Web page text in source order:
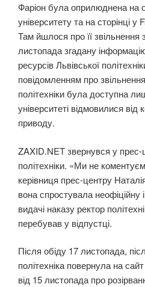
Фаріон була оприлюднена на
університету та на сторінці
Там йшлося про її
листопада згадану
ресурсів Львівської
повідомленням про
політехніки була доступна
університеті відмовилися від
приводу.
ZAXID.NET звернувся у прес-
політехніки. «Ми не
керівниця прес-центру
вона спростувала
видачі наказу ректор
перебував у відпустці.
Після обіду 17 листопада,
політехніка повернула на
від 15 листопада про